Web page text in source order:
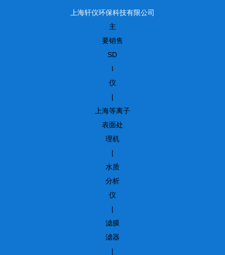
上海轩仪环保科技有限公司
主
要销售
SD
I
仪
|
上海等离子
表面处
理机
|
水质
分析
仪
|
滤膜
滤器
|